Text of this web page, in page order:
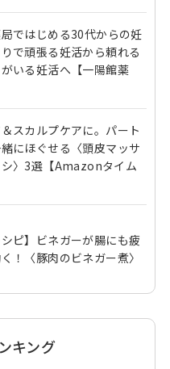
ではじめる30代からの妊
で頑張る妊活から頼れる
がいる妊活へ【一陽館薬
スカルプケアに。パート
にほぐせる〈頭皮マッサ
〉3選【Amazonタイム
シピ】ビネガーが腸にも疲
！〈豚肉のビネガー煮〉
キング